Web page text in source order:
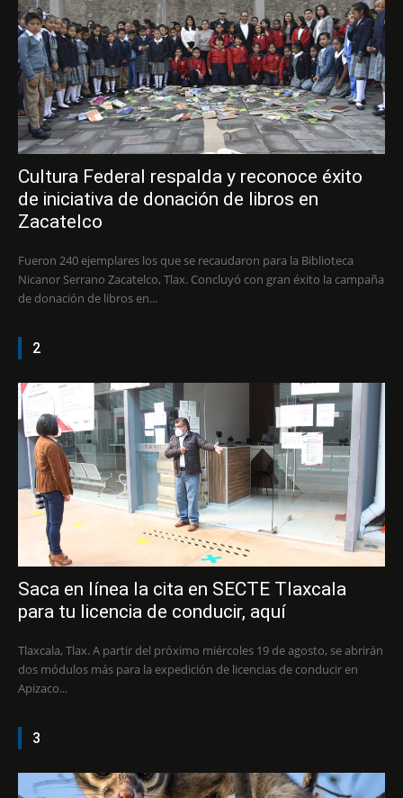
Cultura Federal respalda y reconoce éxito
de iniciativa de donación de libros en
Zacatelco
Fueron 240 ejemplares los que se recaudaron para la Biblioteca
Nicanor Serrano Zacatelco, Tlax. Concluyó con gran éxito la campaña
de donación de libros en...
2
Saca en línea la cita en SECTE Tlaxcala
para tu licencia de conducir, aquí
Tlaxcala, Tlax. A partir del próximo miércoles 19 de agosto, se abrirán
dos módulos más para la expedición de licencias de conducir en
Apizaco...
3